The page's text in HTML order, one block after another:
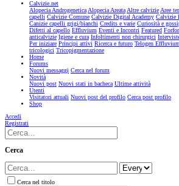
Calvizie.net
Alopecia AndrogeneticaAlopecia AreataAltre calvizieAree
capelli Calvizie Comune Calvizie Digital Academy Calvizie
Canizie capelli grigi/bianchi Credits e varie Curiosità e
Difetti al capello Effluvium Eventi e Incontri Featured
anticalvizie Igiene e cura Infoltimenti non chirurgici
Per iniziare Principi attivi Ricerca e futuro Telogen
tricologici Tricopigmentazione
Home
Forums
Nuovi messaggi Cerca nel forum
Novità
Nuovi post Nuovi stati in bacheca Ultime attività
Utenti
Visitatori attuali Nuovi post del profilo Cerca post profilo
Shop
Accedi
Registrati
Cerca
Cerca nel titolo